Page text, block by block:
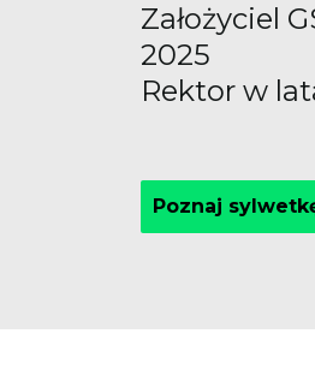
Założyciel
2025
Rektor w
Poznaj